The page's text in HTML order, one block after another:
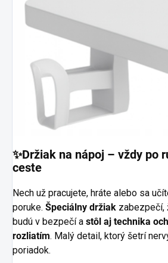
✨Držiak na nápoj – vždy po
ceste
Nech už pracujete, hráte alebo sa
poruke. Špeciálny držiak zabezpečí,
budú v bezpečí a stôl aj technika
rozliatím. Malý detail, ktorý šetrí
poriadok.